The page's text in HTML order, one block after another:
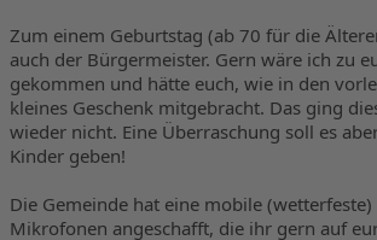
Zum einem Geburtstag (ab 70 für die
auch der Bürgermeister. Gern wäre ich zu
gekommen und hätte euch, wie in den
kleines Geschenk mitgebracht. Das ging
wieder nicht. Eine Überraschung soll es
Kinder geben!
Die Gemeinde hat eine mobile
Mikrofonen angeschafft, die ihr gern auf